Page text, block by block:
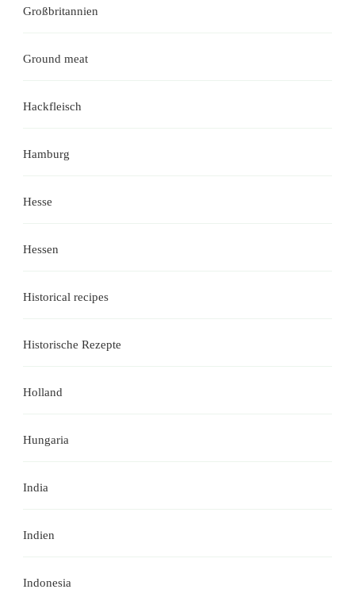
Großbritannien
Ground meat
Hackfleisch
Hamburg
Hesse
Hessen
Historical recipes
Historische Rezepte
Holland
Hungaria
India
Indien
Indonesia